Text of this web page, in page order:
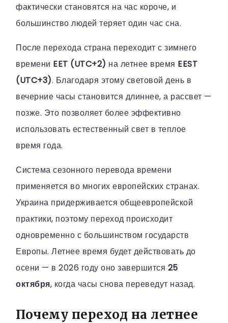
фактически становятся на час короче, и
большинство людей теряет один час сна.
После перехода страна переходит с зимнего
времени EET (UTC+2) на летнее время EEST
(UTC+3). Благодаря этому световой день в
вечерние часы становится длиннее, а рассвет —
позже. Это позволяет более эффективно
использовать естественный свет в теплое
время года.
Система сезонного перевода времени
применяется во многих европейских странах.
Украина придерживается общеевропейской
практики, поэтому переход происходит
одновременно с большинством государств
Европы. Летнее время будет действовать до
осени — в 2026 году оно завершится 25
октября, когда часы снова переведут назад.
Почему переход на летнее